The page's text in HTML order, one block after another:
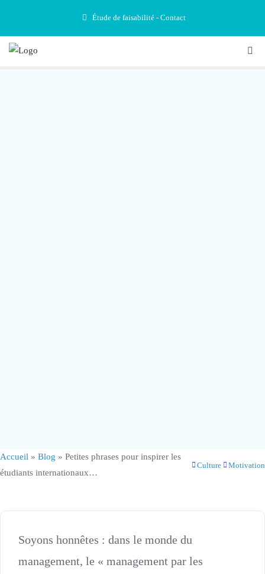
Étude de faisabilité - Contact
Accueil » Blog » Petites phrases pour inspirer les
étudiants internationaux…
Culture Motivation
Soyons honnêtes : dans le monde du
management, le « management par les